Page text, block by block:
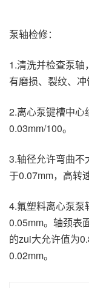
泵轴检修：
1.清洗并检查泵
有磨损、裂纹、冲
2.离心泵键槽中心
0.03mm/100。
3.轴径允许弯曲不
于0.07mm，高转
4.氟塑料离心泵泵
0.05mm。轴颈表
的zui大允许值为
0.02mm。